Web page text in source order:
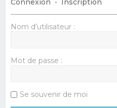
Nom d’utilisateur :
Mot de passe :
Se souvenir de moi